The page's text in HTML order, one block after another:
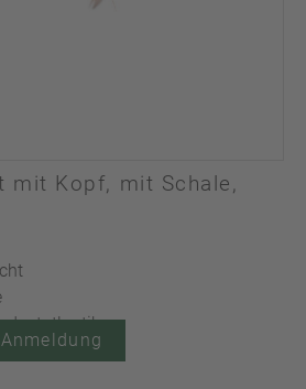
mit Kopf, mit Schale,